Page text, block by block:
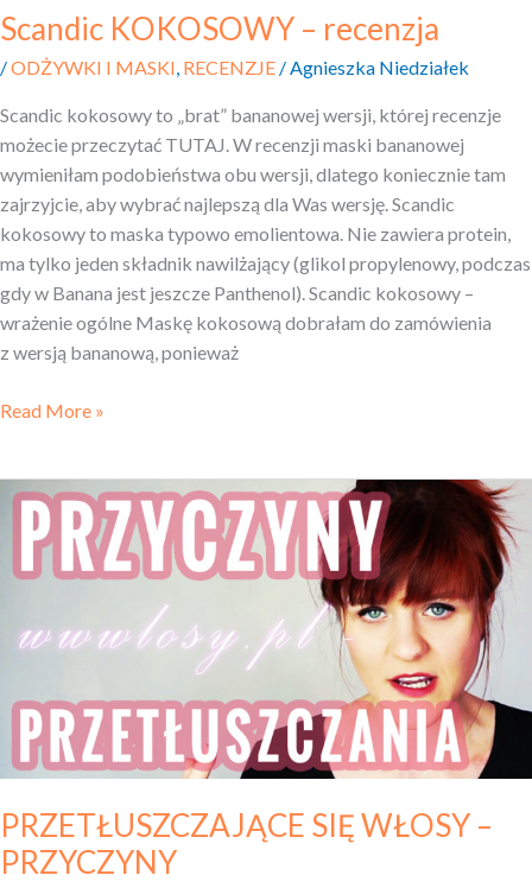
Scandic KOKOSOWY – recenzja
/ODŻYWKI I MASKI, RECENZJE /Agnieszka Niedziałek
Scandic kokosowy to „brat” bananowej wersji, której recenzje
możecie przeczytać TUTAJ. W recenzji maski bananowej
wymieniłam podobieństwa obu wersji, dlatego koniecznie tam
zajrzyjcie, aby wybrać najlepszą dla Was wersję. Scandic
kokosowy to maska typowo emolientowa. Nie zawiera protein,
ma tylko jeden składnik nawilżający (glikol propylenowy, podczas
gdy w Banana jest jeszcze Panthenol). Scandic kokosowy –
wrażenie ogólne Maskę kokosową dobrałam do zamówienia
z wersją bananową, ponieważ
Read More »
PRZETŁUSZCZAJĄCE SIĘ WŁOSY –
PRZYCZYNY
PRZETŁUSZCZAJĄCE
WŁOSY